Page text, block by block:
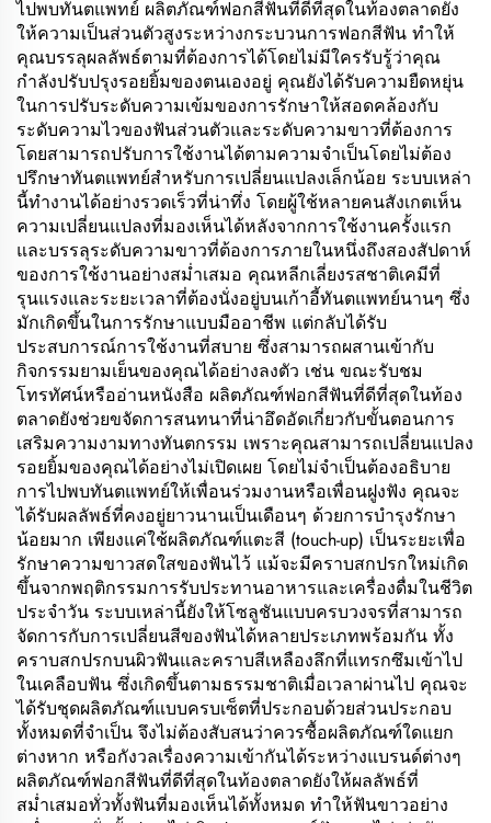
ไปพบทันตแพทย์ ผลิตภัณฑ์ฟอกสีฟันที่ดีที่สุดในท้องตลาดยัง
ให้ความเป็นส่วนตัวสูงระหว่างกระบวนการฟอกสีฟัน ทำให้
คุณบรรลุผลลัพธ์ตามที่ต้องการได้โดยไม่มีใครรับรู้ว่าคุณ
กำลังปรับปรุงรอยยิ้มของตนเองอยู่ คุณยังได้รับความยืดหยุ่น
ในการปรับระดับความเข้มของการรักษาให้สอดคล้องกับ
ระดับความไวของฟันส่วนตัวและระดับความขาวที่ต้องการ
โดยสามารถปรับการใช้งานได้ตามความจำเป็นโดยไม่ต้อง
ปรึกษาทันตแพทย์สำหรับการเปลี่ยนแปลงเล็กน้อย ระบบเหล่า
นี้ทำงานได้อย่างรวดเร็วที่น่าทึ่ง โดยผู้ใช้หลายคนสังเกตเห็น
ความเปลี่ยนแปลงที่มองเห็นได้หลังจากการใช้งานครั้งแรก
และบรรลุระดับความขาวที่ต้องการภายในหนึ่งถึงสองสัปดาห์
ของการใช้งานอย่างสม่ำเสมอ คุณหลีกเลี่ยงรสชาติเคมีที่
รุนแรงและระยะเวลาที่ต้องนั่งอยู่บนเก้าอี้ทันตแพทย์นานๆ ซึ่ง
มักเกิดขึ้นในการรักษาแบบมืออาชีพ แต่กลับได้รับ
ประสบการณ์การใช้งานที่สบาย ซึ่งสามารถผสานเข้ากับ
กิจกรรมยามเย็นของคุณได้อย่างลงตัว เช่น ขณะรับชม
โทรทัศน์หรืออ่านหนังสือ ผลิตภัณฑ์ฟอกสีฟันที่ดีที่สุดในท้อง
ตลาดยังช่วยขจัดการสนทนาที่น่าอึดอัดเกี่ยวกับขั้นตอนการ
เสริมความงามทางทันตกรรม เพราะคุณสามารถเปลี่ยนแปลง
รอยยิ้มของคุณได้อย่างไม่เปิดเผย โดยไม่จำเป็นต้องอธิบาย
การไปพบทันตแพทย์ให้เพื่อนร่วมงานหรือเพื่อนฝูงฟัง คุณจะ
ได้รับผลลัพธ์ที่คงอยู่ยาวนานเป็นเดือนๆ ด้วยการบำรุงรักษา
น้อยมาก เพียงแค่ใช้ผลิตภัณฑ์แตะสี (touch-up) เป็นระยะเพื่อ
รักษาความขาวสดใสของฟันไว้ แม้จะมีคราบสกปรกใหม่เกิด
ขึ้นจากพฤติกรรมการรับประทานอาหารและเครื่องดื่มในชีวิต
ประจำวัน ระบบเหล่านี้ยังให้โซลูชันแบบครบวงจรที่สามารถ
จัดการกับการเปลี่ยนสีของฟันได้หลายประเภทพร้อมกัน ทั้ง
คราบสกปรกบนผิวฟันและคราบสีเหลืองลึกที่แทรกซึมเข้าไป
ในเคลือบฟัน ซึ่งเกิดขึ้นตามธรรมชาติเมื่อเวลาผ่านไป คุณจะ
ได้รับชุดผลิตภัณฑ์แบบครบเซ็ตที่ประกอบด้วยส่วนประกอบ
ทั้งหมดที่จำเป็น จึงไม่ต้องสับสนว่าควรซื้อผลิตภัณฑ์ใดแยก
ต่างหาก หรือกังวลเรื่องความเข้ากันได้ระหว่างแบรนด์ต่างๆ
ผลิตภัณฑ์ฟอกสีฟันที่ดีที่สุดในท้องตลาดยังให้ผลลัพธ์ที่
สม่ำเสมอทั่วทั้งฟันที่มองเห็นได้ทั้งหมด ทำให้ฟันขาวอย่าง